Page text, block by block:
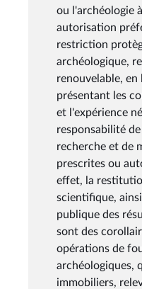
ou l'archéologie
autorisation
restriction
archéologique,
renouvelable, en
présentant les
et l'expérience
responsabilité
recherche et de
prescrites ou
effet, la
scientifique,
publique des
sont des
opérations de
archéologiques,
immobiliers,